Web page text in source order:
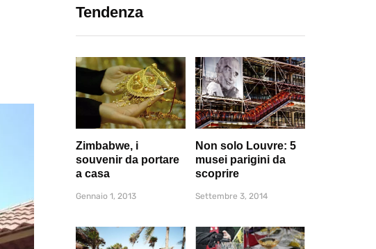
Tendenza
Zimbabwe, i
souvenir da portare
a casa
Gennaio 1, 2013
Non solo Louvre: 5
musei parigini da
scoprire
Settembre 3, 2014